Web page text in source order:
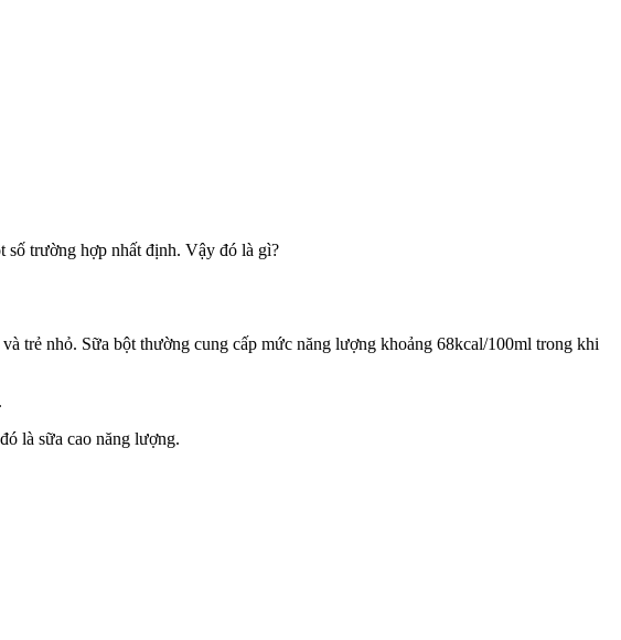
số trường hợp nhất định. Vậy đó là gì?
trẻ nhỏ. Sữa bột thường cung cấp mức năng lượng khoảng 68kcal/100ml trong khi
là sữa cao năng lượng.